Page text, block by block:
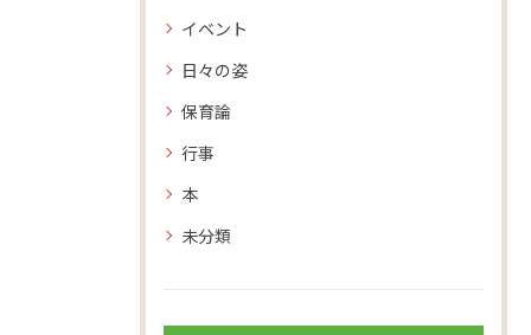
イベント
日々の姿
保育論
行事
本
未分類